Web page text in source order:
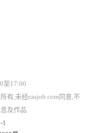
至17:00
有,未经casjob.com同意,不
及作品
1